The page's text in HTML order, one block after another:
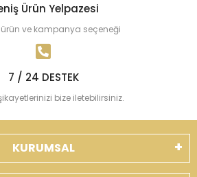
Ürün Yelpazesi
ürün ve kampanya seçeneği
7 / 24 DESTEK
bize iletebilirsiniz.
KURUMSAL